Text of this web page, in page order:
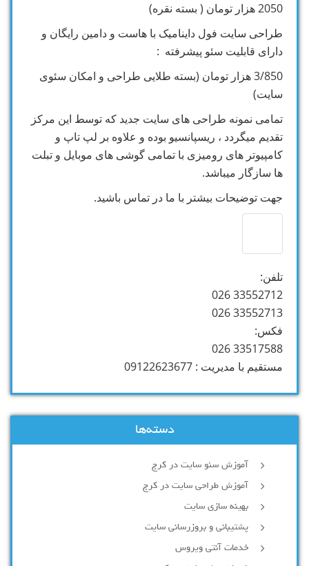
2050 هزار تومان ( بسته نقره)
طراحی سایت فول داینامیک با هاست و دامین رایگان و
دارای قابلیت سئو پیشرفته :
3/850 هزار تومان (بسته طلایی طراحی و امکان سئوی
سایت)
تمامی نمونه طراحی های سایت جدید که توسط این مرکز
تقدیم میگردد ، ریسپانسیو بوده و علاوه بر لپ تاپ و
کامپیوتر های رومیزی با تمامی گوشی های موبایل و تبلت
ها سازگار میباشد.
جهت توضیحات بیشتر با ما در تماس باشید.
تلفن:
33552712 026
33552713 026
فکس:
33517588 026
مستقیم با مدیریت : 09122623677
دسته‌ها
آموزش سئو سایت در کرج
آموزش طراحی سایت در کرج
بهینه سازی سایت
پشتیبانی و بروزرسانی سایت
خدمات آنتی ویروس